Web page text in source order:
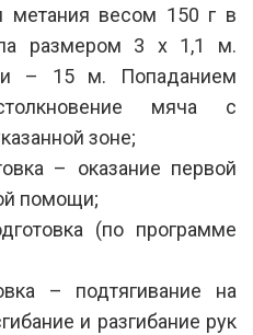
метания весом 150 г в
размером 3 х 1,1 м.
– 15 м. Попаданием
мяча с
зоне;
– оказание первой
помощи;
(по программе
– подтягивание на
и разгибание рук